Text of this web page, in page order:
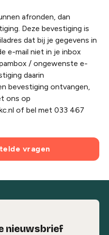
afronden, dan
Deze bevestiging is
dat bij je gegevens in
e-mail niet in je inbox
/ ongewenste e-
daarin
bevestiging ontvangen,
ons op
of bel met 033 467
vragen
nieuwsbrief